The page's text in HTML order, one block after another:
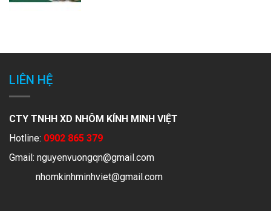
LIÊN HỆ
CTY TNHH XD NHÔM KÍNH MINH VIỆT
Hotline: 0902 865 379
Gmail: nguyenvuongqn@gmail.com
nhomkinhminhviet@gmail.com